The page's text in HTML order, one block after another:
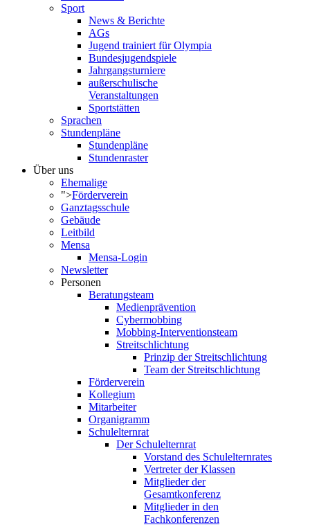
Sport
News & Berichte
AGs
Jugend trainiert für Olympia
Bundesjugendspiele
Jahrgangsturniere
außerschulische
Veranstaltungen
Sportstätten
Sprachen
Stundenpläne
Stundenpläne
Stundenraster
Über uns
Ehemalige
">Förderverein
Ganztagsschule
Gebäude
Leitbild
Mensa
Mensa-Login
Newsletter
Personen
Beratungsteam
Medienprävention
Cybermobbing
Mobbing-Interventionsteam
Streitschlichtung
Prinzip der Streitschlichtung
Team der Streitschlichtung
Förderverein
Kollegium
Mitarbeiter
Organigramm
Schulelternrat
Der Schulelternrat
Vorstand des Schulelternrates
Vertreter der Klassen
Mitglieder der
Gesamtkonferenz
Mitglieder in den
Fachkonferenzen